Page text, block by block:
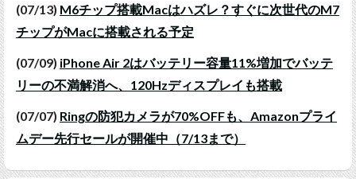
(07/13) M6チップ搭載Macはハズレ？すぐに次世代のM7
チップがMacに搭載される予定
(07/09) iPhone Air 2はバッテリー容量11%増加でバッテ
リーの不満解消へ、120Hzディスプレイも搭載
(07/07) Ringの防犯カメラが70%OFFも、Amazonプライ
ムデー先行セールが開催中（7/13まで）